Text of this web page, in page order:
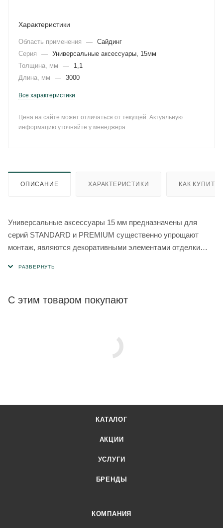
Характеристики
Область применения — Сайдинг
Серия
— Универсальные аксессуары, 15мм
Толщина, мм
—
1,1
Длина, мм
— 3000
Все характеристики
Цена на сайте может отличаться от текущей. Актуальную
информацию уточняйте у менеджера.
ОПИСАНИЕ ХАРАКТЕРИСТИКИ КАК КУПИТЬ
Универсальные аксессуары 15 мм предназначены для
серий STANDARD и PREMIUM существенно упрощают
монтаж, являются декоративными элементами отделки
С этим товаром покупают
КАТАЛОГ
АКЦИИ
УСЛУГИ
БРЕНДЫ
КОМПАНИЯ